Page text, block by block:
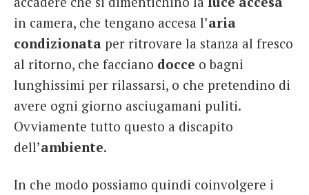
in camera, che tengano accesa l’aria
condizionata per ritrovare la stanza al fresco
al ritorno, che facciano docce o bagni
lunghissimi per rilassarsi, o che pretendino di
avere ogni giorno asciugamani puliti.
Ovviamente tutto questo a discapito
dell’ambiente.
In che modo possiamo quindi coinvolgere i